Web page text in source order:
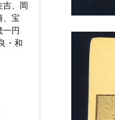
吉、岡
、宝
一円
・和